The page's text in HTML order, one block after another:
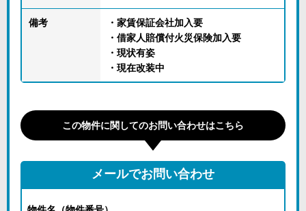
備考
・家賃保証会社加入要
・借家人賠償付火災保険加入要
・現状有姿
・現在改装中
この物件に関してのお問い合わせはこちら
メールでお問い合わせ